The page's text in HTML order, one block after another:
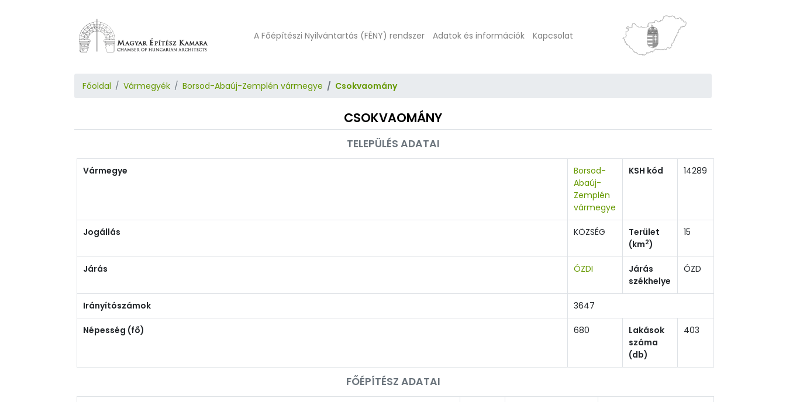
A Főépítészi Nyilvántartás (FÉNY) rendszer Adatok és információk Kapcsolat
Főoldal Vármegyék Borsod-Abaúj-Zemplén vármegye Csokvaomány
CSOKVAOMÁNY
TELEPÜLÉS ADATAI
Vármegye
Borsod-
Abaúj-
Zemplén
vármegye
KSH kód 14289
Jogállás KÖZSÉG
Terület
(km2)
15
Járás ÓZDI
Járás
székhelye
ÓZD
Irányítószámok 3647
Népesség (fő) 680
Lakások
száma
(db)
403
FŐÉPÍTÉSZ ADATAI